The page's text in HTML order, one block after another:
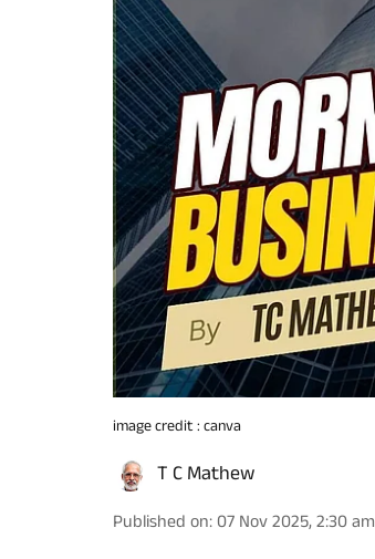
image credit : canva
T C Mathew
Published on: 07 Nov 2025, 2:30 am